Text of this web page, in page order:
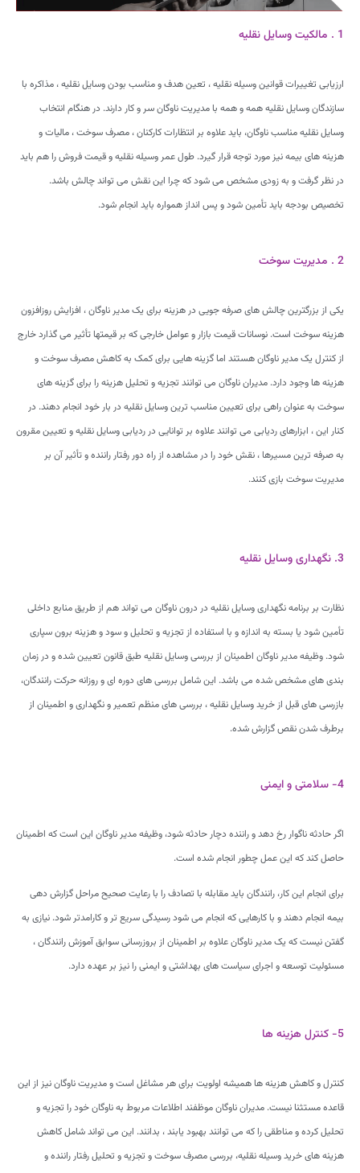
1 . مالکیت وسایل نقلیه
ارزیابی تغییرات قوانین وسیله نقلیه ، تعین هدف و مناسب بودن وسایل نقلیه ، مذاکره با
سازندگان وسایل نقلیه همه و همه با مدیریت ناوگان سر و کار دارند. در هنگام انتخاب
وسایل نقلیه مناسب ناوگان، باید علاوه بر انتظارات کارکنان ، مصرف سوخت ، مالیات و
هزینه های بیمه نیز مورد توجه قرار گیرد. طول عمر وسیله نقلیه و قیمت فروش را هم باید
در نظر گرفت و به زودی مشخص می شود که چرا این نقش می تواند چالش باشد.
تخصیص بودجه باید تأمین شود و پس انداز همواره باید انجام شود.
2 . مدیریت سوخت
یکی از بزرگترین چالش های صرفه جویی در هزینه برای یک مدیر ناوگان ، افزایش روزافزون
هزینه سوخت است. نوسانات قیمت بازار و عوامل خارجی که بر قیمتها تأثیر می گذارد خارج
از کنترل یک مدیر ناوگان هستند اما گزینه هایی برای کمک به کاهش مصرف سوخت و
هزینه ها وجود دارد. مدیران ناوگان می توانند تجزیه و تحلیل هزینه را برای گزینه های
سوخت به عنوان راهی برای تعیین مناسب ترین وسایل نقلیه در بار خود انجام دهند. در
کنار این ، ابزارهای ردیابی می توانند علاوه بر توانایی در ردیابی وسایل نقلیه و تعیین مقرون
به صرفه ترین مسیرها ، نقش خود را در مشاهده از راه دور رفتار راننده و تأثیر آن بر
مدیریت سوخت بازی کنند.
3. نگهداری وسایل نقلیه
نظارت بر برنامه نگهداری وسایل نقلیه در درون ناوگان می تواند هم از طریق منابع داخلی
تأمین شود یا بسته به اندازه و با استفاده از تجزیه و تحلیل و سود و هزینه برون سپاری
شود. وظیفه مدیر ناوگان اطمینان از بررسی وسایل نقلیه طبق قانون تعیین شده و در زمان
بندی های مشخص شده می باشد. این شامل بررسی های دوره ای و روزانه حرکت رانندگان،
بازرسی های قبل از خرید وسایل نقلیه ، بررسی های منظم تعمیر و نگهداری و اطمینان از
برطرف شدن نقص گزارش شده.
4- سلامتی و ایمنی
اگر حادثه ناگوار رخ دهد و راننده دچار حادثه شود، وظیفه مدیر ناوگان این است که اطمینان
حاصل کند که این عمل چطور انجام شده است.
برای انجام این کار، رانندگان باید مقابله با تصادف را با رعایت صحیح مراحل گزارش دهی
بیمه انجام دهند و با کارهایی که انجام می شود رسیدگی سریع تر و کارامدتر شود. نیازی به
گفتن نیست که یک مدیر ناوگان علاوه بر اطمینان از بروزرسانی سوابق آموزش رانندگان ،
مسئولیت توسعه و اجرای سیاست های بهداشتی و ایمنی را نیز بر عهده دارد.
5- کنترل هزینه ها
کنترل و کاهش هزینه ها همیشه اولویت برای هر مشاغل است و مدیریت ناوگان نیز از این
قاعده مستثنا نیست. مدیران ناوگان موظفند اطلاعات مربوط به ناوگان خود را تجزیه و
تحلیل کرده و مناطقی را که می توانند بهبود یابند ، بدانند. این می تواند شامل کاهش
هزینه های خرید وسیله نقلیه، بررسی مصرف سوخت و تجزیه و تحلیل رفتار راننده و